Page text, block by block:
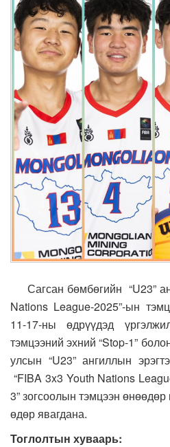
Сагсан бөмбөгийн “U23”
Nations League-2025”-ын
11-17-ны өдрүүдэд
тэмцээний эхний “Stop-1”
улсын “U23” ангиллын
“FIBA 3x3 Youth Nations
3” зогсоолын тэмцээн
өдөр явагдана.
Тоглолтын хуваарь: